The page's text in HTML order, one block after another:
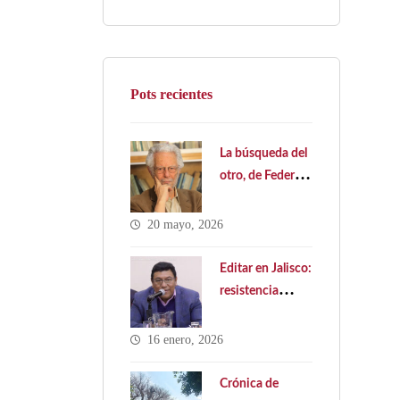
Pots recientes
La búsqueda del
otro, de Federico
20 mayo, 2026
Editar en Jalisco:
resistencia
política pública
una Ley Estatal
16 enero, 2026
Crónica de